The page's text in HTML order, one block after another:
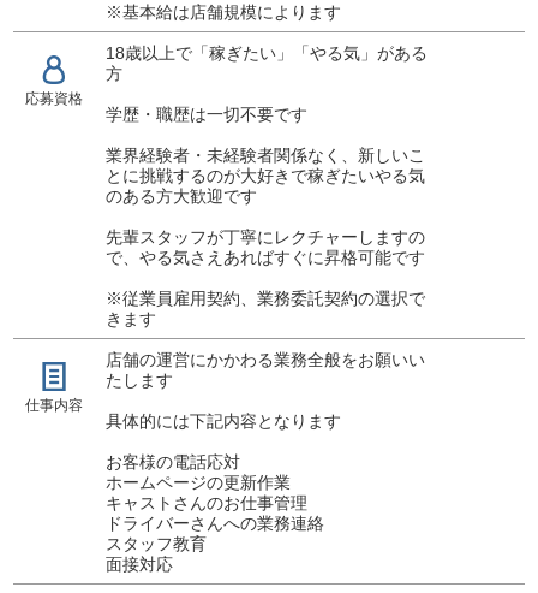
社会保険完備
厚生年金完備
交通費支給
寮完備(単身用で家電 家具付き)
お客様の電話応対
ホームページの更新作業
キャストさんのお仕事管理
ドライバーさんへの業務連絡
スタッフ教育
・募集エリア
https://star-group.co.jp/company/recruit
まずは話を聞いてみたい、という方も大歓迎です！
ご応募・お問い合わせお待ちしております！
※基本給は店舗規模によります
応募資格
18歳以上で「稼ぎたい」「やる気」がある
方
学歴・職歴は一切不要です
業界経験者・未経験者関係なく、新しいこ
とに挑戦するのが大好きで稼ぎたいやる気
のある方大歓迎です
先輩スタッフが丁寧にレクチャーしますの
で、やる気さえあればすぐに昇格可能です
※従業員雇用契約、業務委託契約の選択で
きます
仕事内容
店舗の運営にかかわる業務全般をお願いい
たします
具体的には下記内容となります
お客様の電話応対
ホームページの更新作業
キャストさんのお仕事管理
ドライバーさんへの業務連絡
スタッフ教育
面接対応